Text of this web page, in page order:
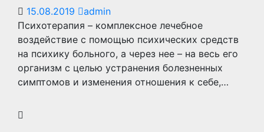
15.08.2019
admin
Психотерапия – комплексное лечебное
воздействие с помощью психических средств
на психику больного, а через нее – на весь его
организм с целью устранения болезненных
симптомов и изменения отношения к себе,…